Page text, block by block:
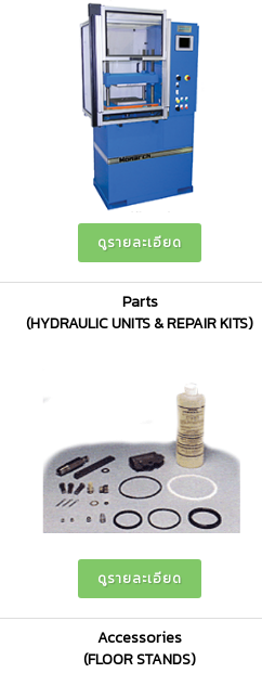
ดูรายละเอียด
Parts
(HYDRAULIC UNITS & REPAIR KITS)
ดูรายละเอียด
Accessories
(FLOOR STANDS)